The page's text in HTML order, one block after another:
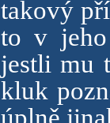
takový
to v
jestli mu
kluk